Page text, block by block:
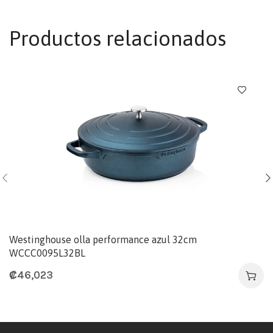
Productos relacionados
Westinghouse olla performance azul 32cm
WCCC0095L32BL
₡46,023